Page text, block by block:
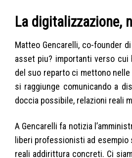
La digitalizzazione,
Matteo Gencarelli, co-founder
asset piu? importanti verso
del suo reparto ci mettono
si raggiunge comunicando a
doccia possibile, relazioni reali
A Gencarelli fa notizia
liberi professionisti ad esempio
reali addirittura concreti. Ci